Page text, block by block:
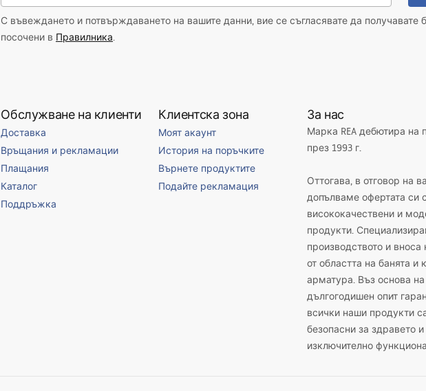
НЕ
С въвеждането и потвърждаването на вашите данни, вие се съгласявате да получавате
посочени в Правилника.
Обслужване на клиенти
Доставка
Връщания и рекламации
Плащания
Каталог
Поддръжка
Клиентска зона
Моят акаунт
История на поръчките
Върнете продуктите
Подайте рекламация
За нас
Марка REA дебютира на
през 1993 г.
Оттогава, в отговор на
допълваме офертата си
висококачествени и
продукти.
производството и вноса
от областта на банята и
арматура. Въз основа на
дългогодишен опит
всички наши продукти
безопасни за здравето и
изключително